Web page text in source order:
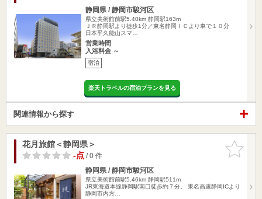
静岡県 / 静岡市駿河区
県立美術館前駅5.40km 静岡駅163m
ＪＲ静岡駅より徒歩1分／東名静岡ＩＣより車で１０分
日本平久能山スマ…
営業時間
入浴料金 ～
宿泊
楽天トラベルの宿泊プランを見る
関連情報から探す
お気に入
りに追加
花月旅館＜静岡県＞
-点/ 0 件
静岡県 / 静岡市駿河区
県立美術館前駅5.46km 静岡駅511m
JR東海道本線静岡駅南口徒歩約７分。 東名高速静岡ICより
静岡市内方…